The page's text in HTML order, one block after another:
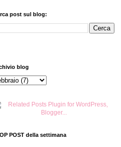
post sul blog:
blog
POST della settimana